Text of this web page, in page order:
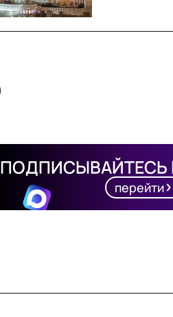
ПОДПИСЫВАЙТЕСЬ
перейти